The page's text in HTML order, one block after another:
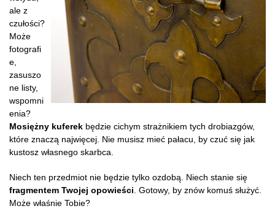
ale z
czułości?
Może
fotografi
e,
zasuszo
ne listy,
wspomni
enia?
Mosiężny kuferek będzie cichym strażnikiem tych drobiazgów,
które znaczą najwięcej. Nie musisz mieć pałacu, by czuć się jak
kustosz własnego skarbca.
Niech ten przedmiot nie będzie tylko ozdobą. Niech stanie się
fragmentem Twojej opowieści . Gotowy, by znów komuś służyć.
Może właśnie Tobie?